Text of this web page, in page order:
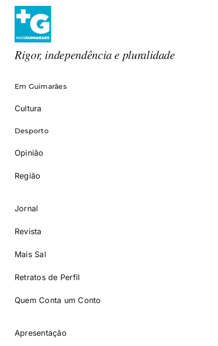
Rigor, independência e pluralidade
Em Guimarães
Cultura
Desporto
Opinião
Região
Jornal
Revista
Mais Sal
Retratos de Perfil
Quem Conta um Conto
Apresentação